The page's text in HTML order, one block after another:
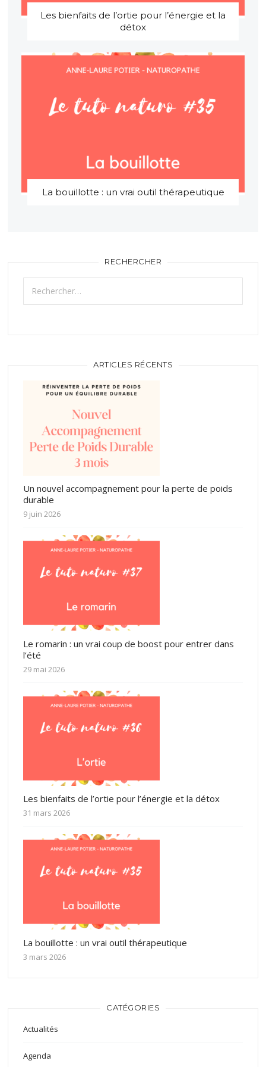
Les bienfaits de l’ortie pour l’énergie et la
détox
La bouillotte : un vrai outil thérapeutique
RECHERCHER
Rechercher :
ARTICLES RÉCENTS
Un nouvel accompagnement pour la perte de poids
durable
9 juin 2026
Le romarin : un vrai coup de boost pour entrer dans
l’été
29 mai 2026
Les bienfaits de l’ortie pour l’énergie et la détox
31 mars 2026
La bouillotte : un vrai outil thérapeutique
3 mars 2026
CATÉGORIES
Actualités
Agenda